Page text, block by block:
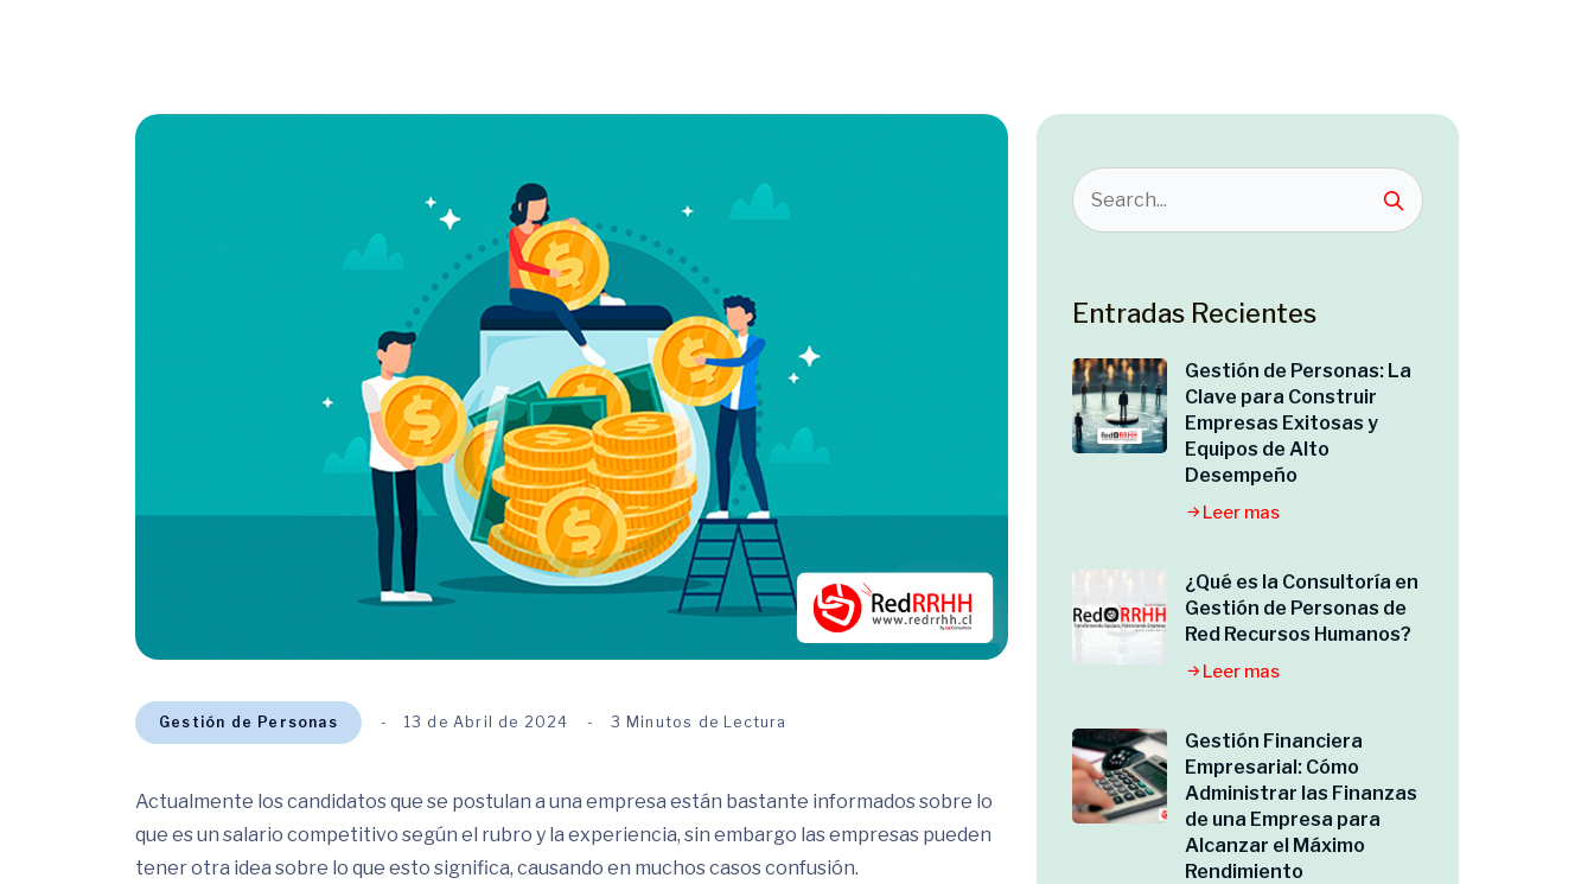
Gestión de Personas 13 de Abril de 2024 3 Minutos de Lectura
Actualmente los candidatos que se postulan a una empresa están bastante informados sobre lo
que es un salario competitivo según el rubro y la experiencia, sin embargo las empresas pueden
tener otra idea sobre lo que esto significa, causando en muchos casos confusión.
Entradas Recientes
Gestión de Personas: La
Clave para Construir
Empresas Exitosas y
Equipos de Alto
Desempeño
Leer mas
¿Qué es la Consultoría en
Gestión de Personas de
Red Recursos Humanos?
Leer mas
Gestión Financiera
Empresarial: Cómo
Administrar las Finanzas
de una Empresa para
Alcanzar el Máximo
Rendimiento